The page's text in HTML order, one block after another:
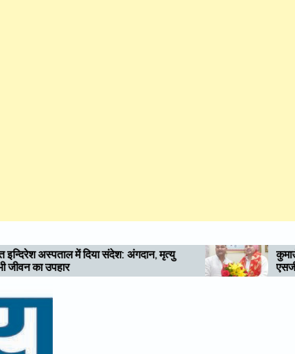
मृत्यु
कुमाऊँ में भी शिक्षा-स्वास्थ्य की नई अलख
एसजीआरआर ग्रुप: राम सिंह कैड़ा